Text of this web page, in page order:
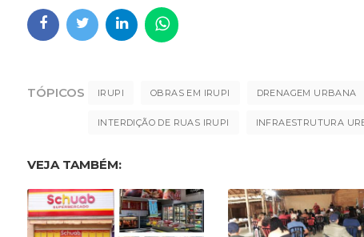
TÓPICOS IRUPI OBRAS EM IRUPI DRENAGEM URBANA
INTERDIÇÃO DE RUAS IRUPI INFRAESTRUTURA
VEJA TAMBÉM: